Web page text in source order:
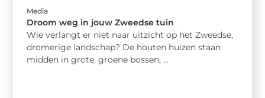
Media
Droom weg in jouw Zweedse tuin
Wie verlangt er niet naar uitzicht op het Zweedse,
dromerige landschap? De houten huizen staan
midden in grote, groene bossen, ...